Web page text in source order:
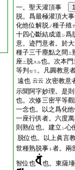
一。聖天灌頂事
1
脱。爲最極灌頂大
化他位解脱ノ種子殖
十四心斷結成道 シ爲
意。迹門意者。於
種子三千塵點之間 ニ
座ニ脱スル也。次本
等判 セリ 。凡圓教意
遠也 云云 次密教意
示聞阿字妙理。是
也。次修三密平等
一念也。以之爲化
一座行供者。六度
則熟位也。建立 シ心
脱位也。以上眞言
世種熟脱事 ト 者。兩
智位也
也。東薩